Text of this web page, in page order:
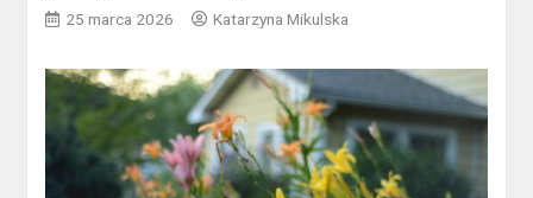
25 marca 2026 Katarzyna Mikulska